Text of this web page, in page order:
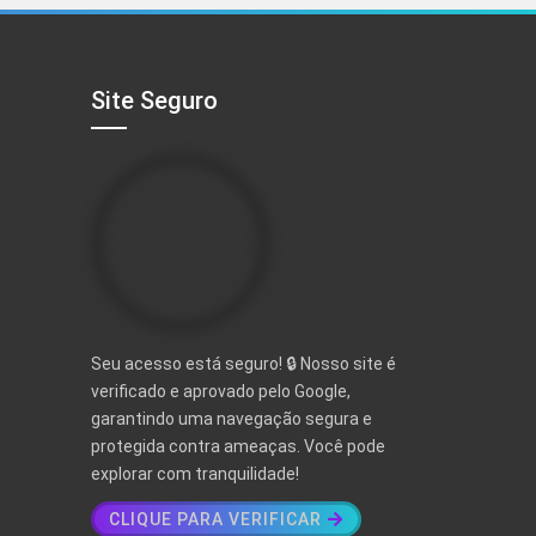
Site Seguro
Seu acesso está seguro! 🔒 Nosso site é
verificado e aprovado pelo Google,
garantindo uma navegação segura e
protegida contra ameaças. Você pode
explorar com tranquilidade!
CLIQUE PARA VERIFICAR